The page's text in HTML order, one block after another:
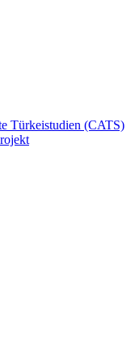
Türkeistudien (CATS)